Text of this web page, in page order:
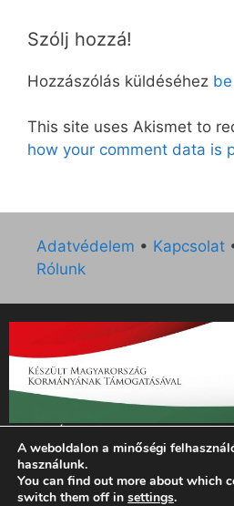
Szólj hozzá!
Hozzászólás küldéséhez
This site uses Akismet to
how your comment data is
Adatvédelem • Kapcsolat
Rólunk
„Az Új Ember katolikus hetilap
támogatását az EGYH-KCP-
szerződés keretében 3 000 000
Emberi Erőforrások
A weboldalon a minőségi
használunk.
You can find out more about which
switch them off in settings.